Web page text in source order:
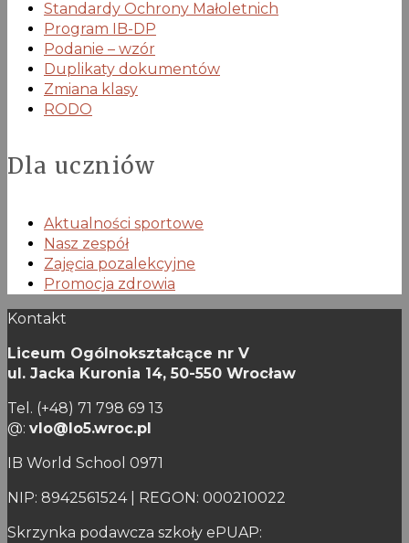
Standardy Ochrony Małoletnich
Program IB-DP
Podanie – wzór
Duplikaty dokumentów
Zmiana klasy
RODO
Dla uczniów
Aktualności sportowe
Nasz zespół
Zajęcia pozalekcyjne
Promocja zdrowia
Kontakt
Liceum Ogólnokształcące nr V
ul. Jacka Kuronia 14, 50-550 Wrocław
Tel. (+48) 71 798 69 13
@: vlo@lo5.wroc.pl
IB World School 0971
NIP: 8942561524 | REGON: 000210022
Skrzynka podawcza szkoły ePUAP: